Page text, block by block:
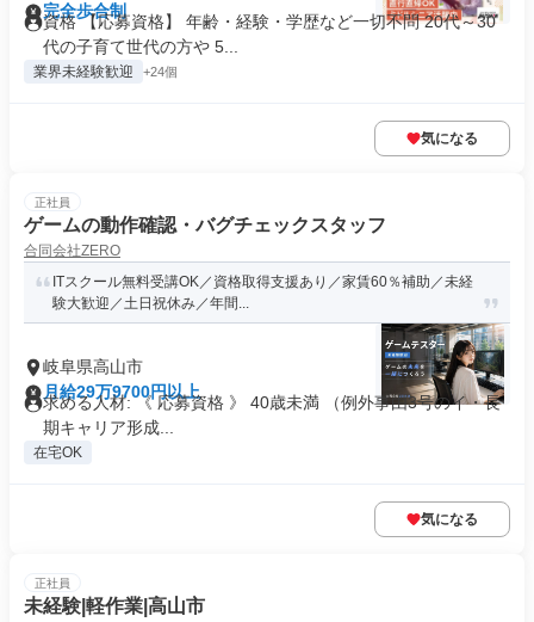
完全歩合制
資格 【応募資格】 年齢・経験・学歴など一切不問 20代～30
代の子育て世代の方や 5...
業界未経験歓迎 +24個
気になる
正社員
ゲームの動作確認・バグチェックスタッフ
合同会社ZERO
ITスクール無料受講OK／資格取得支援あり／家賃60％補助／未経
験大歓迎／土日祝休み／年間...
岐阜県高山市
月給29万9700円以上
求める人材: 《 応募資格 》 40歳未満 （例外事由3号のイ・長
期キャリア形成...
在宅OK
気になる
正社員
未経験|軽作業|高山市